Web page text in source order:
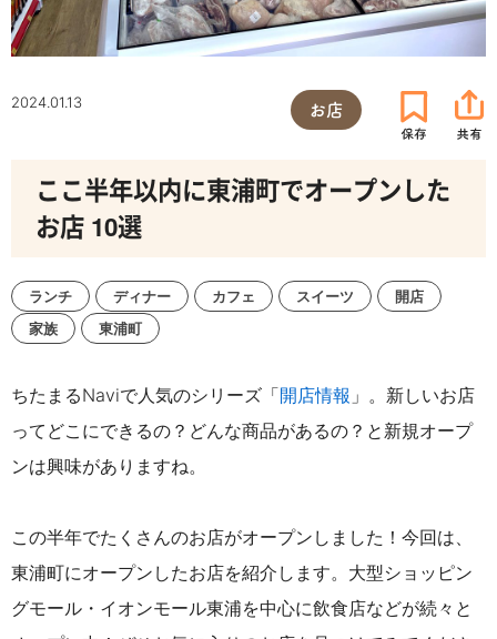
2024.01.13 お店
ここ半年以内に東浦町でオープンした
お店 10選
ランチ ディナー カフェ スイーツ
開店
家族
東浦町
ちたまるNaviで人気のシリーズ「開店情報 」。新しいお店
ってどこにできるの？どんな商品があるの？と新規オープ
ンは興味がありますね。
この半年でたくさんのお店がオープンしました！ 今回は、
東浦町にオープンしたお店を紹介します。大型ショッピン
グモール・イオンモール東浦を中心に飲食店などが続々と